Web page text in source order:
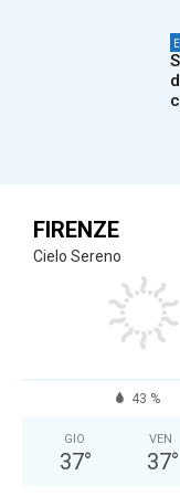
FIRENZE
Cielo Sereno
43 %
GIO
37°
VEN
37°